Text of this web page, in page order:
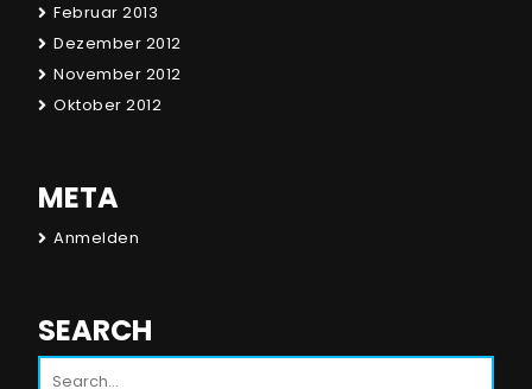
Februar 2013
Dezember 2012
November 2012
Oktober 2012
META
Anmelden
SEARCH